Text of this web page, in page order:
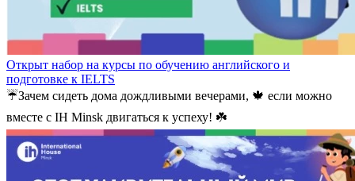
Открыт набор на курсы по обучению английского и
подготовке к IELTS
☔️Зачем сидеть дома дождливыми вечерами, 🍁 если можно
вместе с IH Minsk двигаться к успеху! ☘️